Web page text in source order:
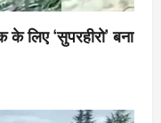
लिए ‘सुपरहीरो’ बना